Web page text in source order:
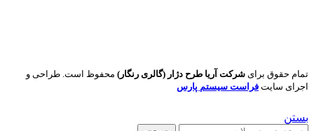
تمام حقوق برای شرکت آریا طرح دژار (گالری رنگار) محفوظ است. طراحی و
اجرای سایت فراست سیستم پارس
بستن